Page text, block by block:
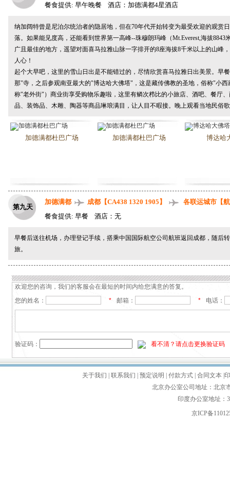
餐食提供: 早午晚餐 酒店：加德满都4星酒店
纳加阔特曾是尼泊尔统治者的隐居地，但在70年代开始转变为最受欢迎的观赏
落。如果能见度高，还能看到世界第一高峰--珠穆朗玛峰（Mt.Everest,海拔
广且最佳的地方，遥望对面喜马拉雅山脉一字排开的8座海拔8千米以上的山峰
人心！
起个大早吧，这里的雪山日出是不能错过的，尽情欣赏喜马拉雅日出美景。早
那"寺，之后参观南亚最大的"博达哈大佛塔"，这是藏传佛教的圣地，俗称"小
称"老外街"）商业街享受购物乐趣啦，这里有鳞次栉比的小旅店、酒吧、餐厅
品、装饰品、木雕、陶器等商品琳琅满目，让人目不暇接。晚上观看当地民俗
加德满都杜巴广场 加德满都杜巴广场 博达哈
第九天
加德满都 成都【CA438 1320 1905】
各联运城市【
餐食提供: 早餐 酒店：无
早餐后送往机场，办理登记手续，搭乘中国国际航空公司航班返回成都，随后
旅。
欢迎您的咨询，我们的客服会在最短的时间内给您满意的答复。
您的姓名：
* 邮箱： * 电话：
验证码： 看不清？请点击更换验证码
关于我们 联系我们 预定说明 付款方式| 合同文本|
北京办公室公司地址：北京
印度办公室地址：
京ICP备